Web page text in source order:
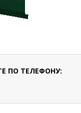
ПО ТЕЛЕФОНУ: